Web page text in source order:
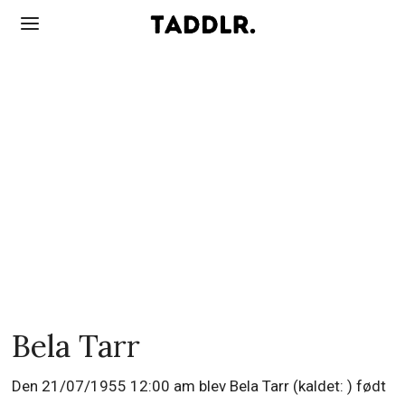
Bela Tarr
Den 21/07/1955 12:00 am blev Bela Tarr (kaldet: ) født